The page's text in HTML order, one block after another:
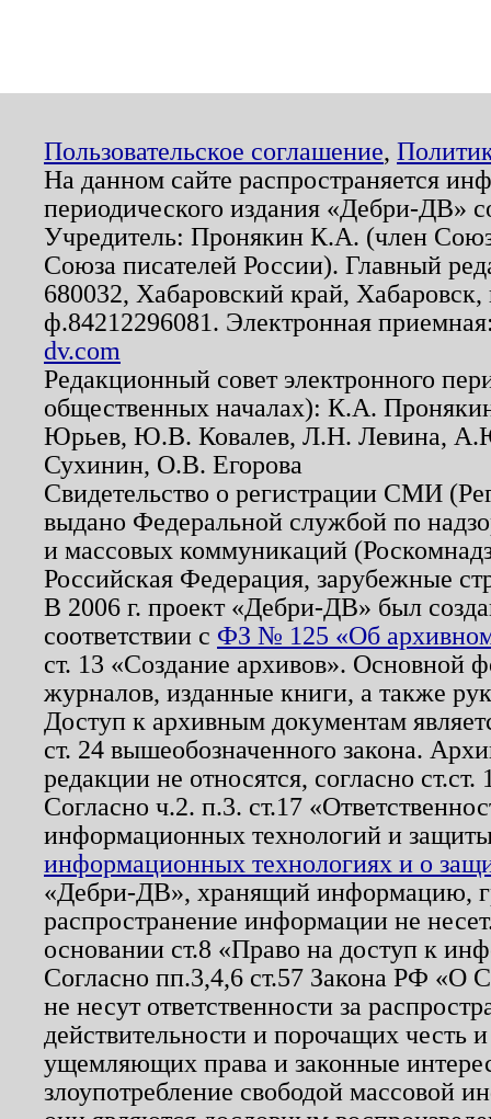
Пользовательское соглашение,
На данном сайте распространяется
периодического издания «Дебри-ДВ»
Учредитель: Пронякин К.А. (член
Союза писателей России). Главный
680032, Хабаровский край,
ф.84212296081. Электронная
dv.com
Редакционный совет электронного
общественных началах): К.А.
Юрьев, Ю.В. Ковалев, Л.Н. Левина,
Сухинин, О.В. Егорова
Свидетельство о регистрации СМИ
выдано Федеральной службой по
и массовых коммуникаций
Российская Федерация, зарубежные
В 2006 г. проект «Дебри-ДВ» был
соответствии с ФЗ № 125 «Об
ст. 13 «Создание архивов». Основной
журналов, изданные книги, а также
Доступ к архивным документам
ст. 24 вышеобозначенного закона.
редакции не относятся, согласно
Согласно ч.2. п.3. ст.17
информационных технологий и
информационных технологиях и о
«Дебри-ДВ», хранящий информацию,
распространение информации не
основании ст.8 «Право на доступ к
Согласно пп.3,4,6 ст.57 Закона РФ «О
не несут ответственности за
действительности и порочащих честь
ущемляющих права и законные
злоупотребление свободой массовой